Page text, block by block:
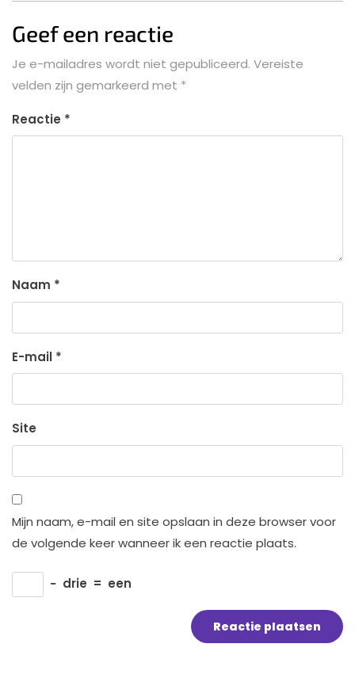
Geef een reactie
Je e-mailadres wordt niet gepubliceerd. Vereiste
velden zijn gemarkeerd met *
Reactie *
Naam *
E-mail *
Site
Mijn naam, e-mail en site opslaan in deze browser voor
de volgende keer wanneer ik een reactie plaats.
− drie = een